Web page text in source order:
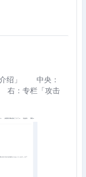
介绍」 中央：
右： 专栏「攻击